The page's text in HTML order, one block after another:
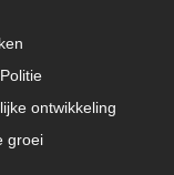
ontwikkeling
groei